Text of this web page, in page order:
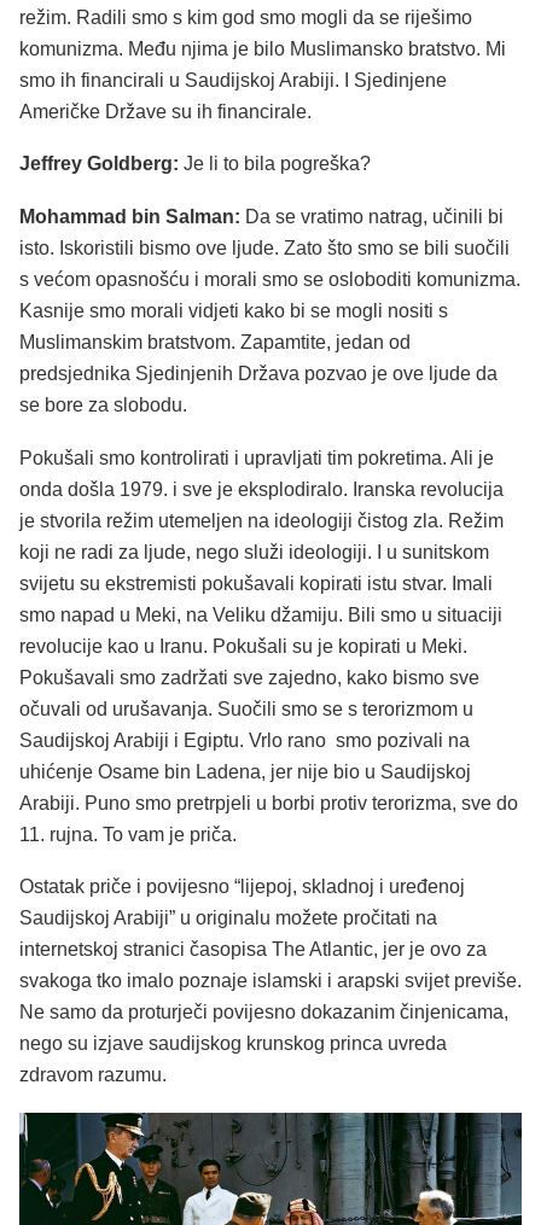
režim. Radili smo s kim god smo mogli da se riješimo
komunizma. Među njima je bilo Muslimansko bratstvo. Mi
smo ih financirali u Saudijskoj Arabiji. I Sjedinjene
Američke Države su ih financirale.
Jeffrey Goldberg: Je li to bila pogreška?
Mohammad bin Salman: Da se vratimo natrag, učinili bi
isto. Iskoristili bismo ove ljude. Zato što smo se bili suočili
s većom opasnošću i morali smo se osloboditi komunizma.
Kasnije smo morali vidjeti kako bi se mogli nositi s
Muslimanskim bratstvom. Zapamtite, jedan od
predsjednika Sjedinjenih Država pozvao je ove ljude da
se bore za slobodu.
Pokušali smo kontrolirati i upravljati tim pokretima. Ali je
onda došla 1979. i sve je eksplodiralo. Iranska revolucija
je stvorila režim utemeljen na ideologiji čistog zla. Režim
koji ne radi za ljude, nego služi ideologiji. I u sunitskom
svijetu su ekstremisti pokušavali kopirati istu stvar. Imali
smo napad u Meki, na Veliku džamiju. Bili smo u situaciji
revolucije kao u Iranu. Pokušali su je kopirati u Meki.
Pokušavali smo zadržati sve zajedno, kako bismo sve
očuvali od urušavanja. Suočili smo se s terorizmom u
Saudijskoj Arabiji i Egiptu. Vrlo rano smo pozivali na
uhićenje Osame bin Ladena, jer nije bio u Saudijskoj
Arabiji. Puno smo pretrpjeli u borbi protiv terorizma, sve do
11. rujna. To vam je priča.
Ostatak priče i povijesno “lijepoj, skladnoj i uređenoj
Saudijskoj Arabiji” u originalu možete pročitati na
internetskoj stranici časopisa The Atlantic, jer je ovo za
svakoga tko imalo poznaje islamski i arapski svijet previše.
Ne samo da proturječi povijesno dokazanim činjenicama,
nego su izjave saudijskog krunskog princa uvreda
zdravom razumu.